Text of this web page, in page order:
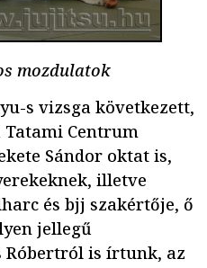
mozdulatok
s vizsga következett,
Tatami Centrum
Sándor oktat is,
illetve
és bjj szakértője, ő
jellegű
Róbertról is írtunk, az